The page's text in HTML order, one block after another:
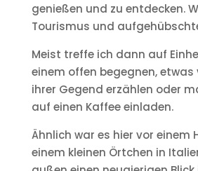
genießen und zu entdecken.
Tourismus und
Meist treffe ich dann auf
einem offen begegnen, etwas
ihrer Gegend erzählen oder
auf einen Kaffee einladen.
Ähnlich war es hier vor einem
einem kleinen Örtchen in